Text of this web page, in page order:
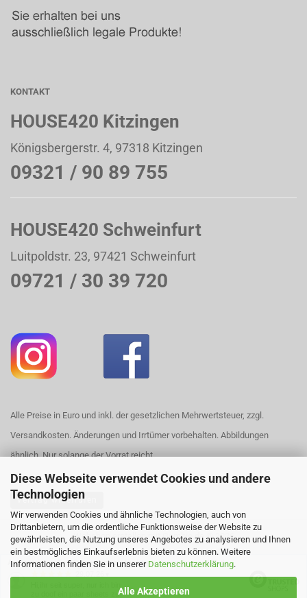
Diese Webseite verwendet Cookies und andere
Technologien
Wir verwenden Cookies und ähnliche Technologien, auch von
Drittanbietern, um die ordentliche Funktionsweise der Website zu
gewährleisten, die Nutzung unseres Angebotes zu analysieren und Ihnen
ein bestmögliches Einkaufserlebnis bieten zu können. Weitere
Informationen finden Sie in unserer Datenschutzerklärung.
Alle Akzeptieren
KONTAKT
HOUSE420 Kitzingen
Königsbergerstr. 4, 97318 Kitzingen
09321 / 90 89 755
HOUSE420 Schweinfurt
Luitpoldstr. 23, 97421 Schweinfurt
09721 / 30 39 720
Alle Preise in Euro und inkl. der gesetzlichen Mehrwertsteuer, zzgl.
Versandkosten. Änderungen und Irrtümer vorbehalten. Abbildungen
ähnlich. Nur solange der Vorrat reicht.
Vertrag widerrufen
Webshop erstellenmit Gambio.de © 2026
Ausgewählte Top-Bewertungen für https://www.house420.de
zu doof ein paar sheets zu